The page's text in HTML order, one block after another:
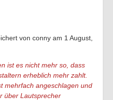
von conny am 1 August,
ist es nicht mehr so, dass
erheblich mehr zahlt.
mehrfach angeschlagen und
über Lautsprecher